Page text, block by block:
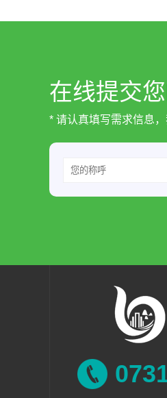
在线提交
* 请认真填写需求信息